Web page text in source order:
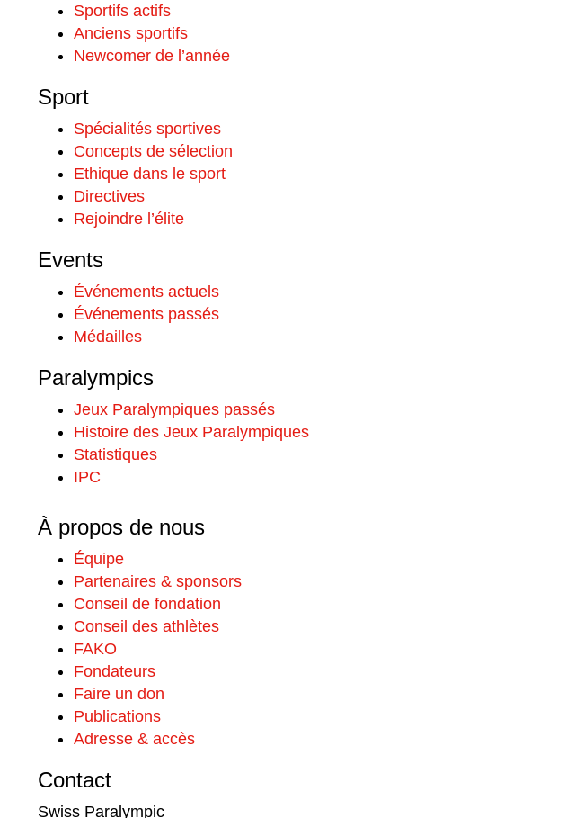
Sportifs actifs
Anciens sportifs
Newcomer de l’année
Sport
Spécialités sportives
Concepts de sélection
Ethique dans le sport
Directives
Rejoindre l’élite
Events
Événements actuels
Événements passés
Médailles
Paralympics
Jeux Paralympiques passés
Histoire des Jeux Paralympiques
Statistiques
IPC
À propos de nous
Équipe
Partenaires & sponsors
Conseil de fondation
Conseil des athlètes
FAKO
Fondateurs
Faire un don
Publications
Adresse & accès
Contact
Swiss Paralympic